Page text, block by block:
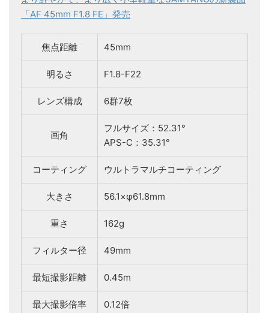
「AF 45mm F1.8 FE」発売
焦点距離 45mm
明るさ F1.8-F22
レンズ構成 6群7枚
画角
フルサイズ：52.31°
APS-C：35.31°
コーティング ウルトラマルチコーティング
大きさ 56.1×φ61.8mm
重さ 162g
フィルター径 49mm
最短撮影距離 0.45m
最大撮影倍率 0.12倍